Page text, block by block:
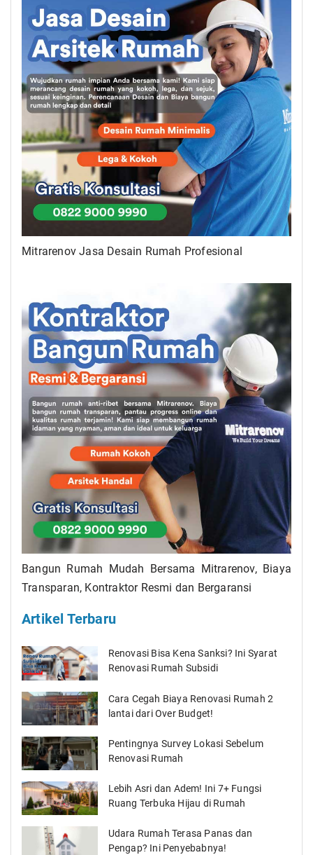
Mitrarenov Jasa Desain Rumah Profesional
Bangun Rumah Mudah Bersama Mitrarenov, Biaya
Transparan, Kontraktor Resmi dan Bergaransi
Artikel Terbaru
Renovasi Bisa Kena Sanksi? Ini Syarat
Renovasi Rumah Subsidi
Cara Cegah Biaya Renovasi Rumah 2
lantai dari Over Budget!
Pentingnya Survey Lokasi Sebelum
Renovasi Rumah
Lebih Asri dan Adem! Ini 7+ Fungsi
Ruang Terbuka Hijau di Rumah
Udara Rumah Terasa Panas dan
Pengap? Ini Penyebabnya!